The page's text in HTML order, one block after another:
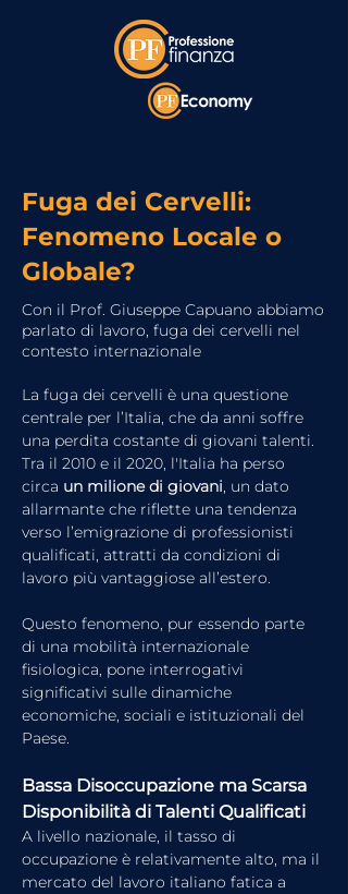
Fuga dei Cervelli:
Fenomeno Locale o
Globale?
Con il Prof. Giuseppe Capuano abbiamo
parlato di lavoro, fuga dei cervelli nel
contesto internazionale
La fuga dei cervelli è una questione
centrale per l’Italia, che da anni soffre
una perdita costante di giovani talenti.
Tra il 2010 e il 2020, l'Italia ha perso
circa un milione di giovani, un dato
allarmante che riflette una tendenza
verso l’emigrazione di professionisti
qualificati, attratti da condizioni di
lavoro più vantaggiose all’estero.
Questo fenomeno, pur essendo parte
di una mobilità internazionale
fisiologica, pone interrogativi
significativi sulle dinamiche
economiche, sociali e istituzionali del
Paese.
Bassa Disoccupazione ma Scarsa
Disponibilità di Talenti Qualificati
A livello nazionale, il tasso di
occupazione è relativamente alto, ma il
mercato del lavoro italiano fatica a